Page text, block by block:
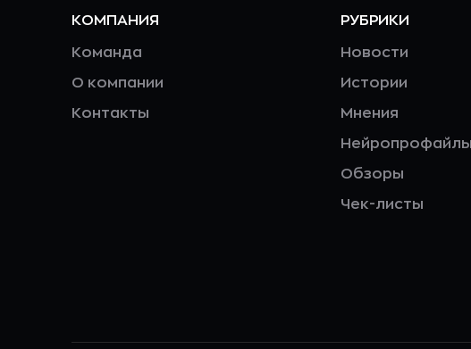
КОМПАНИЯ
Команда
О компании
Контакты
РУБРИКИ
Новости
Истории
Мнения
Нейропрофайлы
Обзоры
Чек-листы